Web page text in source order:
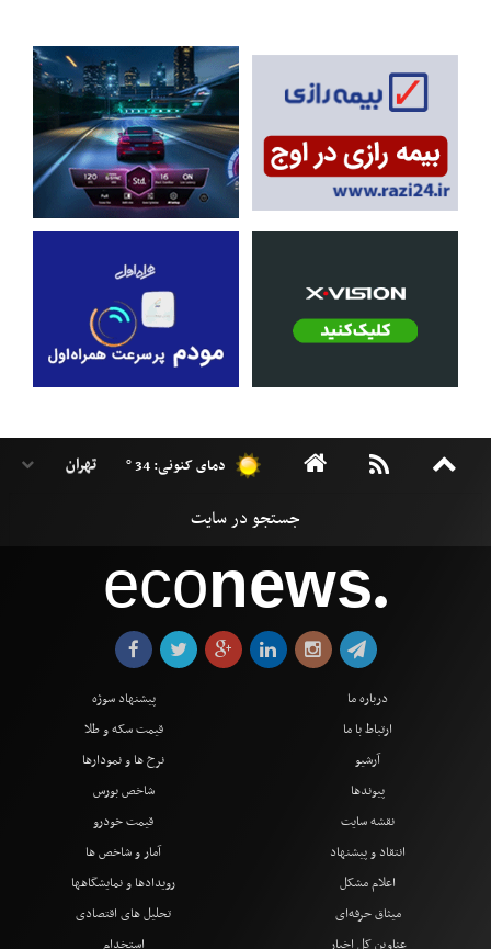
دمای کنونی: 34 °
econews●
درباره ما
ارتباط با ما
آرشیو
پیوندها
نقشه سایت
انتقاد و پیشنهاد
اعلام مشکل
میثاق حرفه‌ای
پیشنهاد سوژه
قیمت سکه و طلا
نرخ ها و نمودارها
شاخص بورس
قیمت خودرو
آمار و شاخص ها
رویدادها و نمایشگاهها
تحلیل های اقتصادی